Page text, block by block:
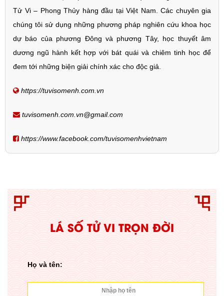
Tử Vi – Phong Thủy hàng đầu tại Việt Nam. Các chuyên gia
chúng tôi sử dụng những phương pháp nghiên cứu khoa học
dự báo của phương Đông và phương Tây, học thuyết âm
dương ngũ hành kết hợp với bát quái và chiêm tinh học để
đem tới những biện giải chính xác cho độc giả.
https://tuvisomenh.com.vn
tuvisomenh.com.vn@gmail.com
https://www.facebook.com/tuvisomenhvietnam
LÁ SỐ TỬ VI TRỌN ĐỜI
Họ và tên: